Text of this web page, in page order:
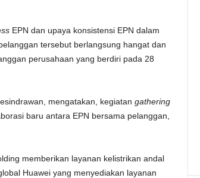
EPN dan upaya konsistensi EPN dalam
tersebut berlangsung hangat dan
perusahaan yang berdiri pada 28
mengatakan, kegiatan gathering
baru antara EPN bersama pelanggan,
memberikan layanan kelistrikan andal
Huawei yang menyediakan layanan